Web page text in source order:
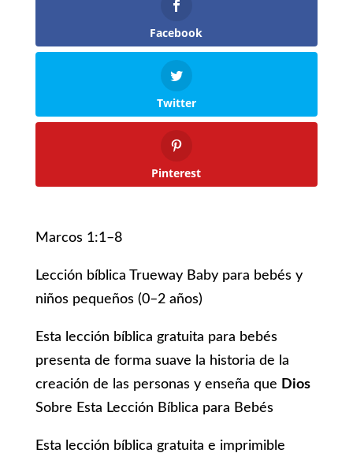
Facebook
Twitter
Pinterest
Marcos 1:1–8
Lección bíblica Trueway Baby para bebés y
niños pequeños (0–2 años)
Esta lección bíblica gratuita para bebés
presenta de forma suave la historia de la
creación de las personas y enseña que Dios
Sobre Esta Lección Bíblica para Bebés
Esta lección bíblica gratuita e imprimible